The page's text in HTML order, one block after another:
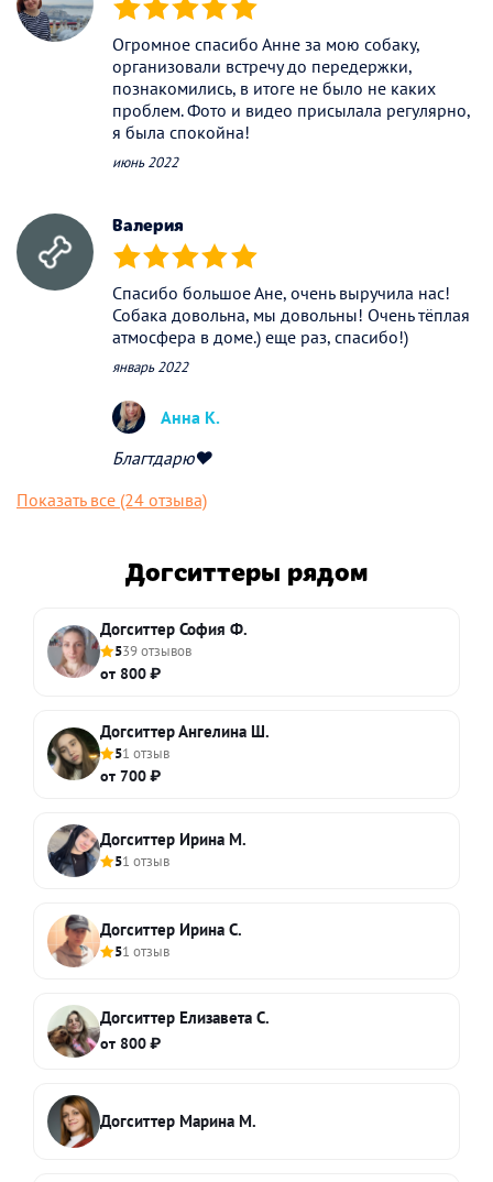
(*) (*) (*) (*) (*)
Огромное спасибо Анне за мою собаку,
организовали встречу до передержки,
познакомились, в итоге не было не каких
проблем. Фото и видео присылала регулярно,
я была спокойна!
июнь 2022
Валерия
(*) (*) (*) (*) (*)
Спасибо большое Ане, очень выручила нас!
Собака довольна, мы довольны! Очень тёплая
атмосфера в доме.) еще раз, спасибо!)
январь 2022
Анна К.
Благтдарю❤️
Показать все (24 отзыва)
Догситтеры рядом
Догситтер София Ф.
539 отзывов
от 800 ₽
Догситтер Ангелина Ш.
51 отзыв
от 700 ₽
Догситтер Ирина М.
51 отзыв
Догситтер Ирина С.
51 отзыв
Догситтер Елизавета С.
от 800 ₽
Догситтер Марина М.